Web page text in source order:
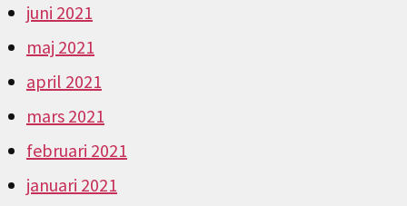
juni 2021
maj 2021
april 2021
mars 2021
februari 2021
januari 2021